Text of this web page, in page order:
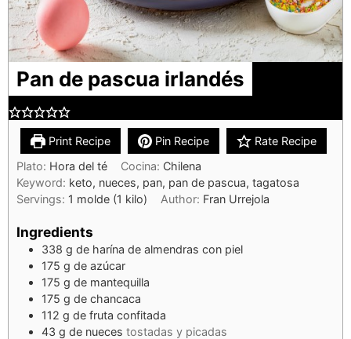
Pan de pascua irlandés
Print Recipe Pin Recipe
Rate Recipe
Plato: Hora del té Cocina: Chilena
Keyword: keto, nueces, pan, pan de pascua, tagatosa
Servings: 1 molde (1 kilo) Author: Fran Urrejola
Ingredients
338 g de harína de almendras con piel
175 g de azúcar
175 g de mantequilla
175 g de chancaca
112 g de fruta confitada
43 g de nueces tostadas y picadas